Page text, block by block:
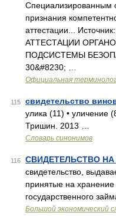
Специализированным
признания
аттестации...
АТТЕСТАЦИИ
ПОДСИСТЕМЫ
30&#8230; …
Официальная
115 свидетельство
улика (11) • уличение
Тришин. 2013 …
Словарь синонимов
116 СВИДЕТЕЛЬСТВО
свидетельство,
принятые на
государственного
Большой экономический